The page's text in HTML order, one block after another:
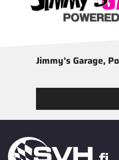
Jimmy’s Garage,